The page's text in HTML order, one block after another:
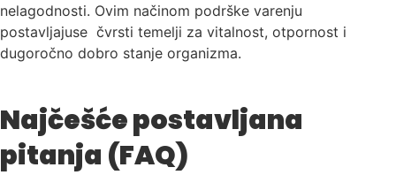
nelagodnosti. Ovim načinom podrške varenju
postavljajuse čvrsti temelji za vitalnost, otpornost i
dugoročno dobro stanje organizma.
Najčešće postavljana
pitanja (FAQ)